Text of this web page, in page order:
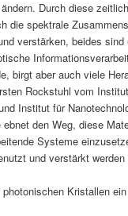
Durch diese
die spektrale
verstärken, beides sind
birgt aber auch viele
Rockstuhl vom
Institut für
den Weg, diese
Systeme
und verstärkt werden
Kristallen